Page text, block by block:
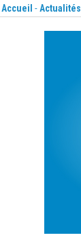
Accueil -Actualités